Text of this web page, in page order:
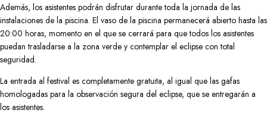
Además, los asistentes podrán disfrutar durante toda la jornada de las
instalaciones de la piscina. El vaso de la piscina permanecerá abierto hasta las
20:00 horas, momento en el que se cerrará para que todos los asistentes
puedan trasladarse a la zona verde y contemplar el eclipse con total
seguridad.
La entrada al festival es completamente gratuita, al igual que las gafas
homologadas para la observación segura del eclipse, que se entregarán a
los asistentes.